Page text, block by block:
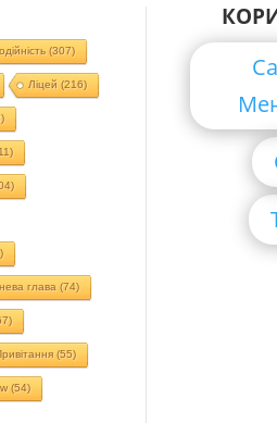
(307)
Ліцей (216)
глава (74)
(55)
(54)